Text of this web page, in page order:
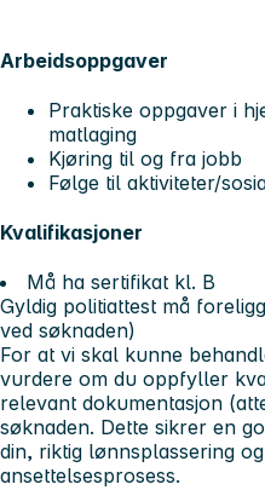
Arbeidsoppgaver
Praktiske oppgaver i
matlaging
Kjøring til og fra jobb
Følge til aktiviteter/
Kvalifikasjoner
Må ha sertifikat kl. B
Gyldig politiattest må
ved søknaden)
For at vi skal kunne
vurdere om du oppfyller
relevant dokumentasjon
søknaden. Dette sikrer en
din, riktig lønnsplassering
ansettelsesprosess.